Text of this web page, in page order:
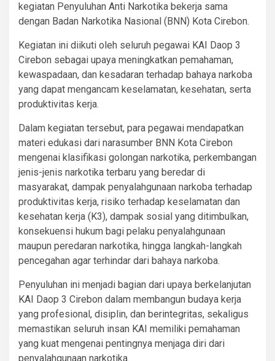
kegiatan Penyuluhan Anti Narkotika bekerja sama
dengan Badan Narkotika Nasional (BNN) Kota Cirebon.
Kegiatan ini diikuti oleh seluruh pegawai KAI Daop 3
Cirebon sebagai upaya meningkatkan pemahaman,
kewaspadaan, dan kesadaran terhadap bahaya narkoba
yang dapat mengancam keselamatan, kesehatan, serta
produktivitas kerja.
Dalam kegiatan tersebut, para pegawai mendapatkan
materi edukasi dari narasumber BNN Kota Cirebon
mengenai klasifikasi golongan narkotika, perkembangan
jenis-jenis narkotika terbaru yang beredar di
masyarakat, dampak penyalahgunaan narkoba terhadap
produktivitas kerja, risiko terhadap keselamatan dan
kesehatan kerja (K3), dampak sosial yang ditimbulkan,
konsekuensi hukum bagi pelaku penyalahgunaan
maupun peredaran narkotika, hingga langkah-langkah
pencegahan agar terhindar dari bahaya narkoba.
Penyuluhan ini menjadi bagian dari upaya berkelanjutan
KAI Daop 3 Cirebon dalam membangun budaya kerja
yang profesional, disiplin, dan berintegritas, sekaligus
memastikan seluruh insan KAI memiliki pemahaman
yang kuat mengenai pentingnya menjaga diri dari
penyalahgunaan narkotika.